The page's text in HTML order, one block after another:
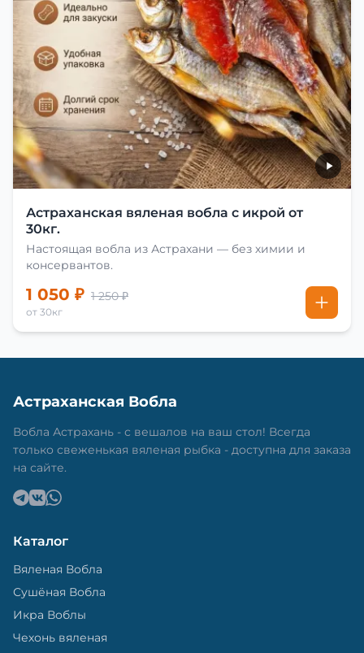
Астраханская вяленая вобла с икрой от
30кг.
Настоящая вобла из Астрахани — без химии и
консервантов.
1 050 ₽ 1 250 ₽
от 30кг
Астраханская Вобла
Вобла Астрахань - с вешалов на ваш стол! Всегда
только свеженькая вяленая рыбка - доступна для заказа
на сайте.
Каталог
Вяленая Вобла
Сушёная Вобла
Икра Воблы
Чехонь вяленая